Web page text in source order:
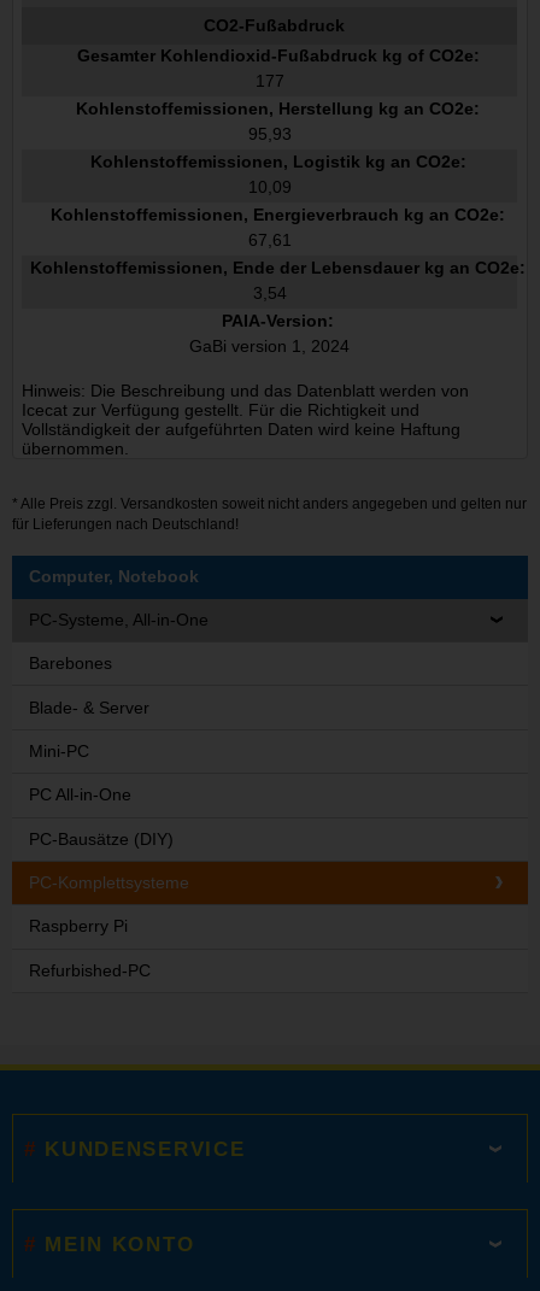
CO2-Fußabdruck
Gesamter Kohlendioxid-Fußabdruck kg of CO2e:
177
Kohlenstoffemissionen, Herstellung kg an CO2e:
95,93
Kohlenstoffemissionen, Logistik kg an CO2e:
10,09
Kohlenstoffemissionen, Energieverbrauch kg an CO2e:
67,61
Kohlenstoffemissionen, Ende der Lebensdauer kg an CO2e:
3,54
PAIA-Version:
GaBi version 1, 2024
Hinweis: Die Beschreibung und das Datenblatt werden von
Icecat zur Verfügung gestellt. Für die Richtigkeit und
Vollständigkeit der aufgeführten Daten wird keine Haftung
übernommen.
* Alle Preis zzgl. Versandkosten soweit nicht anders angegeben und gelten nur
für Lieferungen nach Deutschland!
Computer, Notebook
PC-Systeme, All-in-One
Barebones
Blade- & Server
Mini-PC
PC All-in-One
PC-Bausätze (DIY)
PC-Komplettsysteme
Raspberry Pi
Refurbished-PC
KUNDENSERVICE
MEIN KONTO